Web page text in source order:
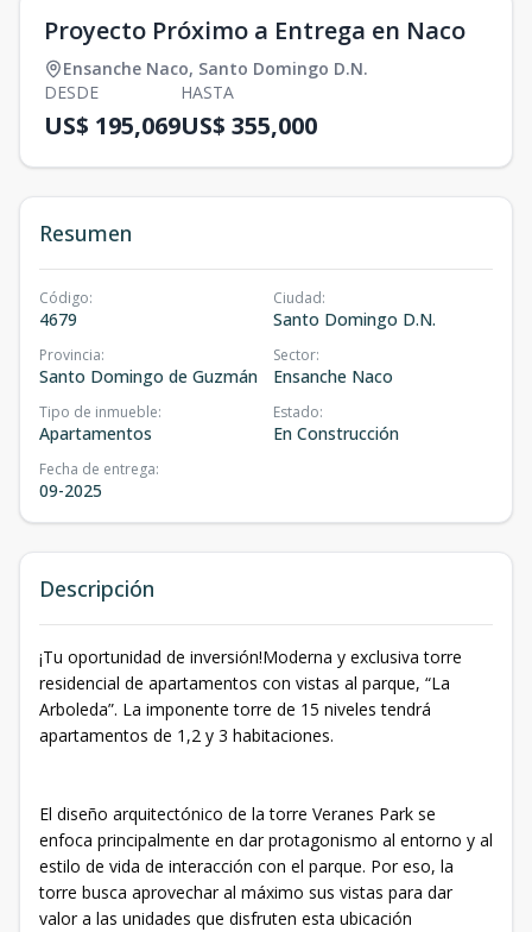
Proyecto Próximo a Entrega en Naco
Ensanche Naco, Santo Domingo D.N.
DESDE
US$ 195,069
HASTA
US$ 355,000
Resumen
Código:
4679
Ciudad:
Santo Domingo D.N.
Provincia:
Santo Domingo de Guzmán
Sector:
Ensanche Naco
Tipo de inmueble:
Apartamentos
Estado:
En Construcción
Fecha de entrega:
09-2025
Descripción
¡Tu oportunidad de inversión!Moderna y exclusiva torre
residencial de apartamentos con vistas al parque, “La
Arboleda”. La imponente torre de 15 niveles tendrá
apartamentos de 1,2 y 3 habitaciones.
El diseño arquitectónico de la torre Veranes Park se
enfoca principalmente en dar protagonismo al entorno y al
estilo de vida de interacción con el parque. Por eso, la
torre busca aprovechar al máximo sus vistas para dar
valor a las unidades que disfruten esta ubicación